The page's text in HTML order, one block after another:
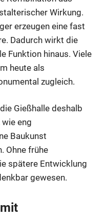
Wirkung.
erzeugen eine fast
Dadurch wirkt die
Funktion hinaus. Viele
heute als
zugleich.
Gießhalle deshalb
eng
Baukunst
Ohne frühe
spätere Entwicklung
gewesen.